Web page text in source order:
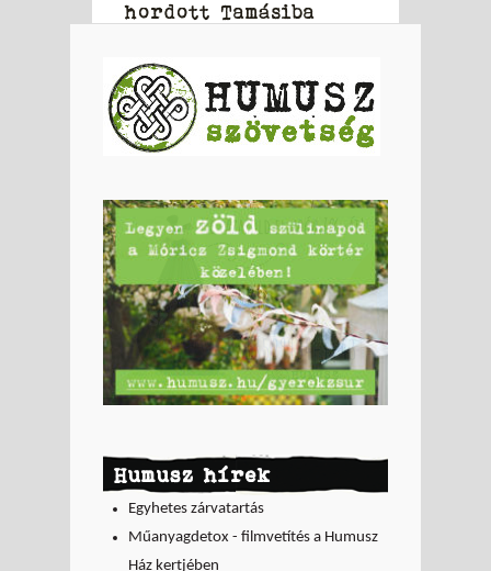
hordott Tamásiba
Humusz hírek
Egyhetes zárvatartás
Műanyagdetox - filmvetítés a Humusz
Ház kertjében